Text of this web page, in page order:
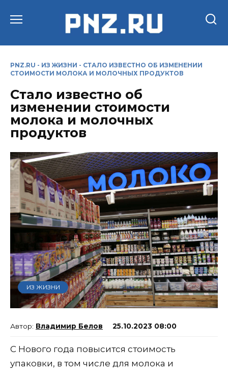
PNZ.RU - ИЗ ЖИЗНИ - СТАЛО ИЗВЕСТНО ОБ ИЗМЕНЕНИИ
СТОИМОСТИ МОЛОКА И МОЛОЧНЫХ ПРОДУКТОВ
Стало известно об
изменении стоимости
молока и молочных
продуктов
ИЗ ЖИЗНИ
Владимир Белов 25.10.2023 08:00
С Нового года повысится стоимость
упаковки, в том числе для молока и